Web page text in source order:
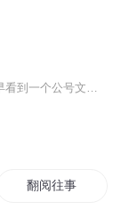
翻阅往事